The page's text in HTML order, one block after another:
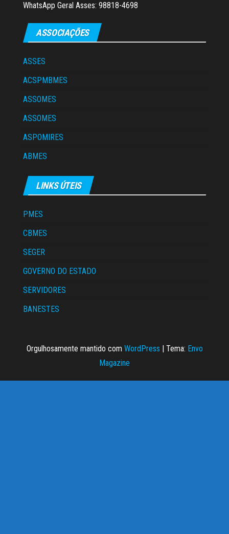
WhatsApp Geral Asses: 98818-4698
ASSOCIAÇÕES
ASSES
ACSPMBMES
ASSOMES
ASSOMES
ASPOMIRES
ABMES
LINKS ÚTEIS
PMES
CBMES
SEGER
GOVERNO DO ESTADO
SERVIDORES
BANESTES
Orgulhosamente mantido com WordPress | Tema: Envo
Magazine